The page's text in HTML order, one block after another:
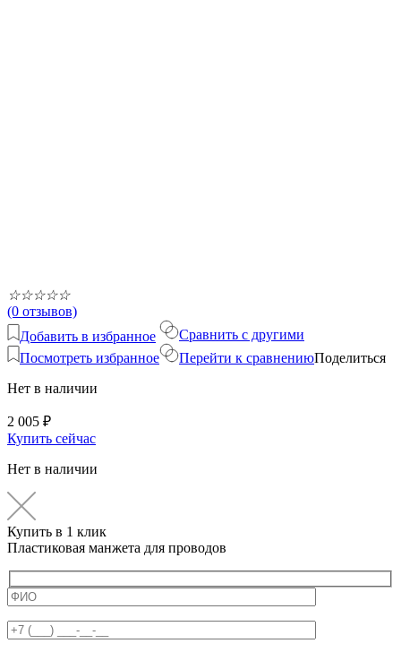
☆☆☆☆☆
(0 отзывов)
Добавить в избранное
Посмотреть избранное
Сравнить с другими
Перейти к сравнениюПоделиться
Нет в наличии
2 005 ₽
Купить сейчас
Нет в наличии
Купить в 1 клик
Пластиковая манжета для проводов